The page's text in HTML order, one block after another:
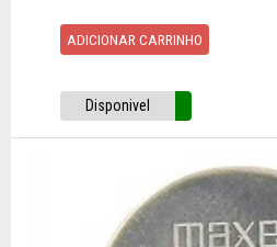
ADICIONAR CARRINHO
Disponivel